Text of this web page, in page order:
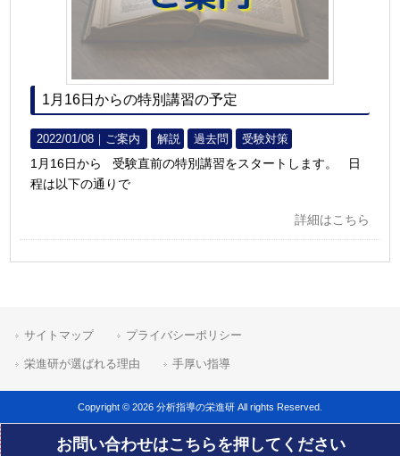
1月16日からの特別講習の予定
2022/01/08｜ ご案内 解説 過去問 受験対策
1月16日から 受験直前の特別講習をスタートします。 日
程は以下の通りで
詳細はこちら
サイトマップ プライバシーポリシー
栄進研が選ばれる理由 手厚い指導
Copyright © 2026 分析指導の栄進研 All rights Reserved.
お問い合わせはこちらを押してください